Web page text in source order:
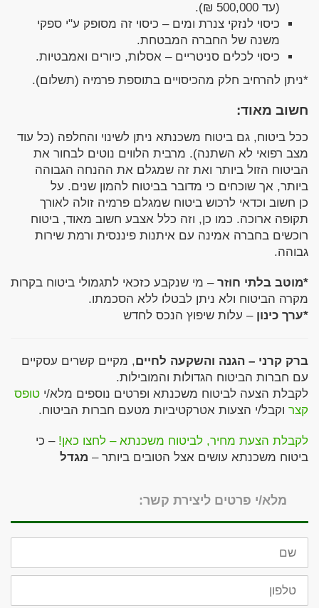
(עד 500,000 ₪).
כיסוי לנזקי צנרת ומים – כיסוי זה מסופק ע"י ספקי
משנה של החברה המבטחת.
כיסוי לכלים סניטריים – אסלות, כיורים ואמבטיות.
*ניתן להרחיב חלק מהכיסויים בתוספת פרמיה (תשלום).
חשוב מאוד:
ככל ביטוח, גם ביטוח משכנתא ניתן לשינוי והחלפה (כל עוד
מצב רפואי לא השתנה). מרבית הלווים נוטים לבחור את
הביטוח הזול ביותר ואת זה שמגלם את ההנחה הגבוהה
ביותר, אך שוכחים כי מדובר בביטוח להמון שנים. על
כן חשוב וכדאי לרכוש ביטוח שמגלם פרמיה זולה לאורך
תקופה ארוכה. כמו כן, וזה כלל אצבע חשוב מאוד, ביטוח
רוכשים בחברה אמינה עם איתנות פיננסית ורמת שירות
גבוהה.
*מוטב בלתי חוזר – מי שנקבע כזכאי לתגמולי ביטוח בקרות
מקרה הביטוח ולא ניתן לבטלו ללא הסכמתו.
*ערך כינון – עלות שיפוץ הנכס לחדש
ברק קרני – הגנה והשקעה לחיים, מקיים קשרים עסקיים
עם חברות הביטוח הגדולות והמובילות.
לקבלת הצעה לביטוח משכנתא ופרטים נוספים מלא/י טופס
קצר וקבל/י הצעות אטרקטיביות מטעם חברות הביטוח.
לקבלת הצעת מחיר, לביטוח משכנתא – לחצו כאן! – כי
ביטוח משכנתא עושים אצל הטובים ביותר – מגדל
מלא/י פרטים ליצירת קשר:
שם
טלפון